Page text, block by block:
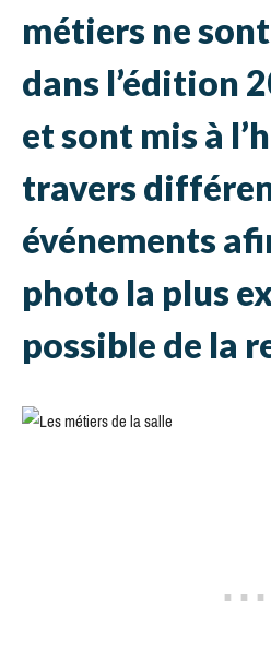
métiers ne
dans l’édition
et sont mis à
travers
événements
photo la plus
possible de la